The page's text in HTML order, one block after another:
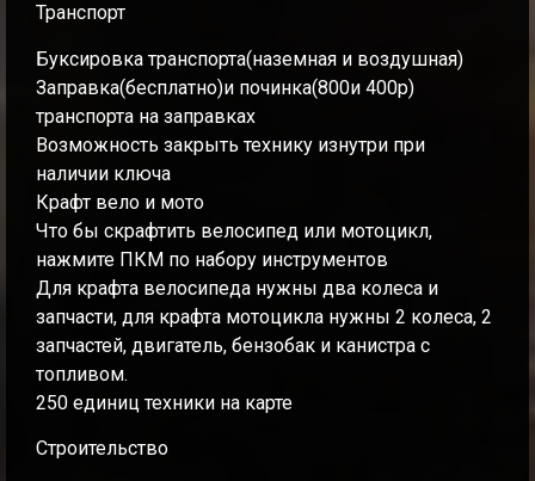
Транспорт
Буксировка транспорта(наземная и воздушная)
Заправка(бесплатно)и починка(800и 400р)
транспорта на заправках
Возможность закрыть технику изнутри при
наличии ключа
Крафт вело и мото
Что бы скрафтить велосипед или мотоцикл,
нажмите ПКМ по набору инструментов
Для крафта велосипеда нужны два колеса и
запчасти, для крафта мотоцикла нужны 2 колеса, 2
запчастей, двигатель, бензобак и канистра с
топливом.
250 единиц техники на карте
Строительство